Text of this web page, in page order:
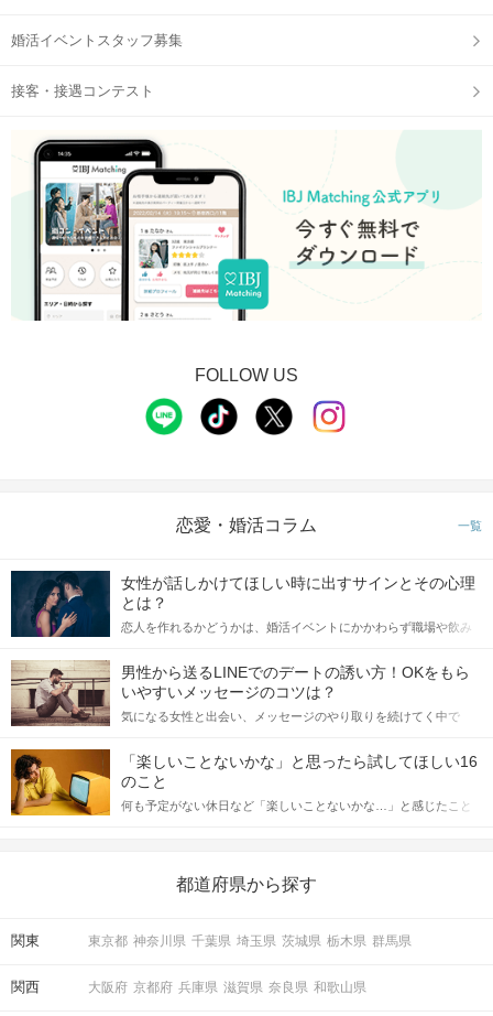
婚活イベントスタッフ募集
接客・接遇コンテスト
FOLLOW US
恋愛・婚活コラム 一覧
女性が話しかけてほしい時に出すサインとその心理
とは？
恋人を作れるかどうかは、婚活イベントにかかわらず職場や飲み
てアプローチできるかにも左右されます。 これから恋人作りを本
格的に始めようとしている方は、女性が異性を求めて出すサイン
をしっかりと理解し、正しい行動に移せるかどうかが重要。 この
記事では、女性が話しかけて欲しい時に出すサインとその心理を
合にどのような行動に繋げるべきかをご紹介していきます。
男性から送るLINEでのデートの誘い方！OKをもら
いやすいメッセージのコツは？
気になる女性と出会い、メッセージのやり取りを続けてく中で
しかし、中には「どう誘ったらいいの？」とお困りの男性もいら
っしゃるのではないでしょうか。 そこで今回は、男性から女性へ
送るLINEでのデートの誘い方のコツをご紹介します。例文も混じ
えながら解説するので、ぜひ参考にしてください。
「楽しいことないかな」と思ったら試してほしい16
のこと
何も予定がない休日など「楽しいことないかな…」と感じたこと
の楽しいことアイデアを集めました♪ いままさに楽しいことを探し
都道府県から探す
関東 東京都 神奈川県 千葉県 埼玉県 茨城県 栃木県 群馬県
関西 大阪府 京都府 兵庫県 滋賀県 奈良県 和歌山県